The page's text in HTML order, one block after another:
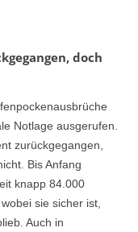
doch
Notlage ausgerufen.
zurückgegangen,
Bis Anfang
knapp 84.000
sie sicher ist,
Auch in